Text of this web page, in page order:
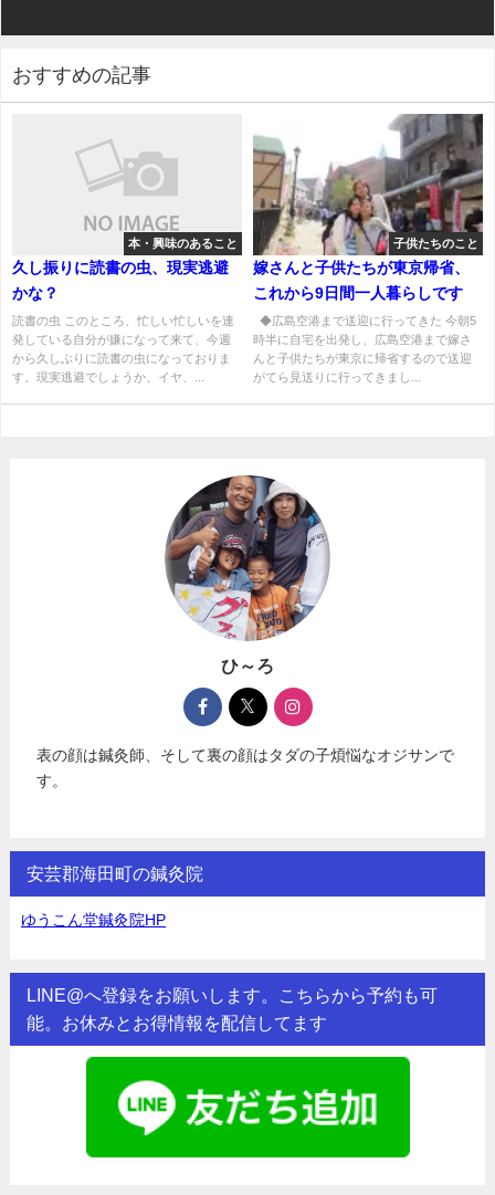
おすすめの記事
本・興味のあること
久し振りに読書の虫、現実逃避
かな？
読書の虫 このところ、忙しい忙しいを連
発している自分が嫌になって来て、今週
から久しぶりに読書の虫になっておりま
す。現実逃避でしょうか、イヤ、...
子供たちのこと
嫁さんと子供たちが東京帰省、
これから9日間一人暮らしです
◆広島空港まで送迎に行ってきた 今朝5
時半に自宅を出発し、広島空港まで嫁さ
んと子供たちが東京に帰省するので送迎
がてら見送りに行ってきまし...
ひ～ろ
表の顔は鍼灸師、そして裏の顔はタダの子煩悩なオジサンで
す。
安芸郡海田町の鍼灸院
ゆうこん堂鍼灸院HP
LINE@へ登録をお願いします。こちらから予約も可
能。お休みとお得情報を配信してます